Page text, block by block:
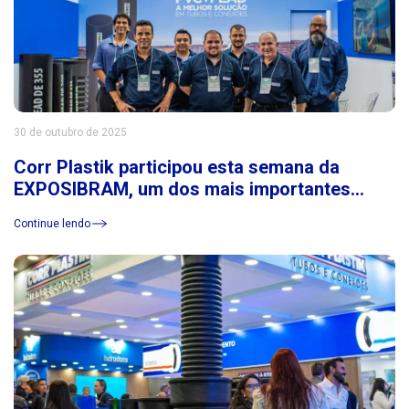
30 de outubro de 2025
Corr Plastik participou esta semana da
EXPOSIBRAM, um dos mais importantes
Latina
Continue lendo